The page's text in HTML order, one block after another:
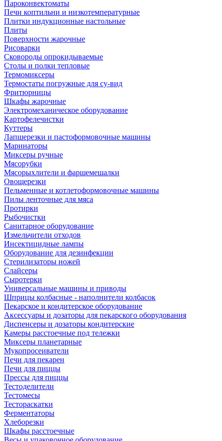
Пароконвектоматы
Печи коптильни и низкотемпературные
Плитки индукционные настольные
Плиты
Поверхности жарочные
Рисоварки
Сковороды опрокидываемые
Столы и полки тепловые
Термомиксеры
Термостаты погружные для су-вид
Фритюрницы
Шкафы жарочные
Электромеханическое оборудование
Картофелечистки
Куттеры
Лапшерезки и пастоформовочные машины
Маринаторы
Миксеры ручные
Мясорубки
Мясорыхлители и фаршемешалки
Овощерезки
Пельменные и котлетоформовочные машины
Пилы ленточные для мяса
Протирки
Рыбочистки
Санитарное оборудование
Измельчители отходов
Инсектицидные лампы
Оборудование для дезинфекции
Стерилизаторы ножей
Слайсеры
Сыротерки
Универсальные машины и приводы
Шприцы колбасные - наполнители колбасок
Пекарское и кондитерское оборудование
Аксессуары и дозаторы для пекарского оборудования
Диспенсеры и дозаторы кондитерские
Камеры расстоечные под тележки
Миксеры планетарные
Мукопросеиватели
Печи для пекарен
Печи для пиццы
Прессы для пиццы
Тестоделители
Тестомесы
Тестораскатки
Ферментаторы
Хлеборезки
Шкафы расстоечные